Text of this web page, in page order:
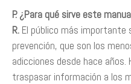
P. ¿Para qué sirve este
R. El público más importante
prevención, que son los
adicciones desde hace años.
traspasar información a los